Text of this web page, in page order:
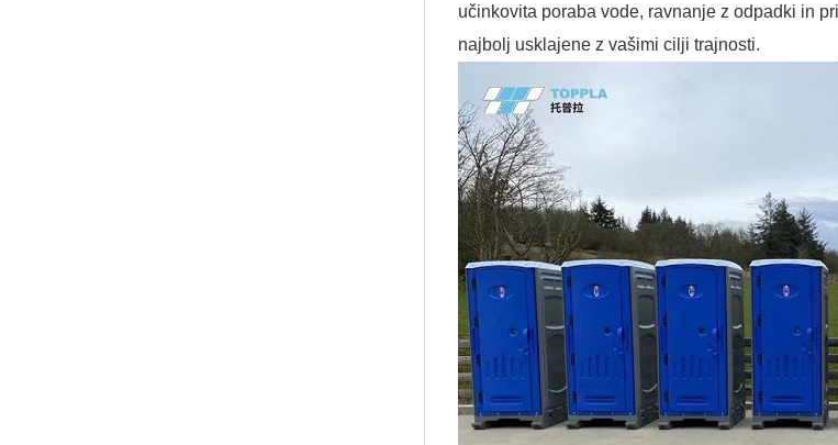
učinkovita poraba vode, ravnanje z odpadki in
najbolj usklajene z vašimi cilji trajnosti.